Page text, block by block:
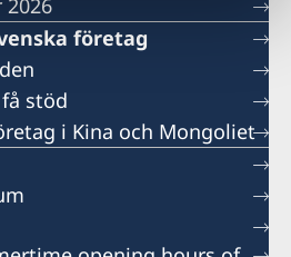
2026
företag
stöd
i Kina och Mongoliet